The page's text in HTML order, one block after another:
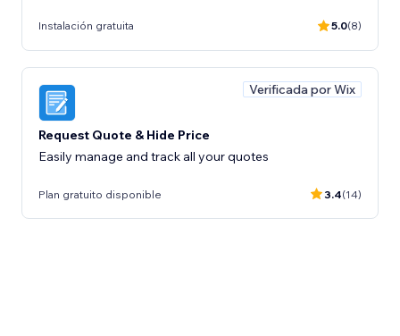
Instalación gratuita 5.0(8)
Verificada por Wix
Request Quote & Hide Price
Easily manage and track all your quotes
Plan gratuito disponible 3.4(14)